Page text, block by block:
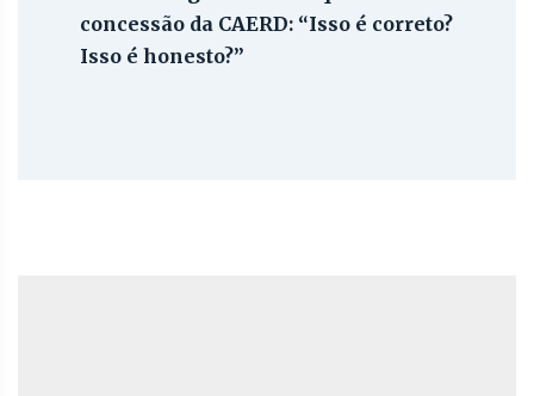
concessão da CAERD: “Isso é correto?
Isso é honesto?”